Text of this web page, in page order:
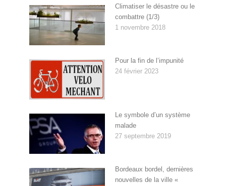
Climatiser le désastre ou le
combattre (1/3)
1 novembre 2018
Pour la fin de l’impunité
24 février 2023
Le symbole d’un système
malade
27 septembre 2019
Bordeaux bordel, dernières
nouvelles de la ville «